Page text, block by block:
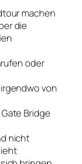
machen
die
oder
von
Bridge
nicht